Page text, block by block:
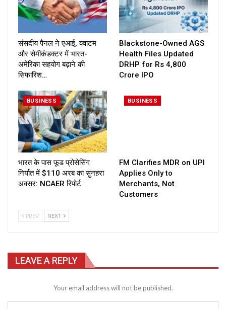
संसदीय पैनल ने एआई, क्वांटम
और सेमीकंडक्टर में भारत-
अमेरिका सहयोग बढ़ाने की
सिफारिश…
Blackstone-Owned AGS
Health Files Updated
DRHP for Rs 4,800
Crore IPO
BUSINESS
भारत के पास फूड प्रोसेसिंग
निर्यात में $110 अरब का सुनहरा
अवसर: NCAER रिपोर्ट
BUSINESS
FM Clarifies MDR on UPI
Applies Only to
Merchants, Not
Customers
PREV NEXT
LEAVE A REPLY
Your email address will not be published.